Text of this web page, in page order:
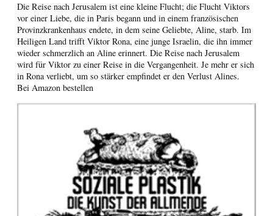
Die Reise nach Jerusalem ist eine kleine Flucht; die Flucht Viktors
vor einer Liebe, die in Paris begann und in einem französischen
Provinzkrankenhaus endete, in dem seine Geliebte, Aline, starb. Im
Heiligen Land trifft Viktor Rona, eine junge Israelin, die ihn immer
wieder schmerzlich an Aline erinnert. Die Reise nach Jerusalem
wird für Viktor zu einer Reise in die Vergangenheit. Je mehr er sich
in Rona verliebt, um so stärker empfindet er den Verlust Alines.
Bei Amazon bestellen